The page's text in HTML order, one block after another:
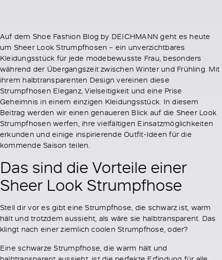
Auf dem Shoe Fashion Blog by DEICHMANN geht es heute
um Sheer Look Strumpfhosen – ein unverzichtbares
Kleidungsstück für jede modebewusste Frau, besonders
während der Übergangszeit zwischen Winter und Frühling. Mit
ihrem halbtransparenten Design vereinen diese
Strumpfhosen Eleganz, Vielseitigkeit und eine Prise
Geheimnis in einem einzigen Kleidungsstück. In diesem
Beitrag werden wir einen genaueren Blick auf die Sheer Look
Strumpfhosen werfen, ihre vielfältigen Einsatzmöglichkeiten
erkunden und einige inspirierende Outfit-Ideen für die
kommende Saison teilen.
Das sind die Vorteile einer
Sheer Look Strumpfhose
Stell dir vor es gibt eine Strumpfhose, die schwarz ist, warm
hält und trotzdem aussieht, als wäre sie halbtransparent. Das
klingt nach einer ziemlich coolen Strumpfhose, oder?
Eine schwarze Strumpfhose, die warm hält und